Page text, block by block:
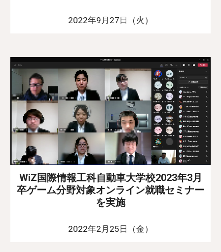
2022年9月27日（火）
WiZ国際情報工科自動車大学校2023年3月
卒ゲーム分野対象オンライン就職セミナー
を実施
2022年2月25日（金）